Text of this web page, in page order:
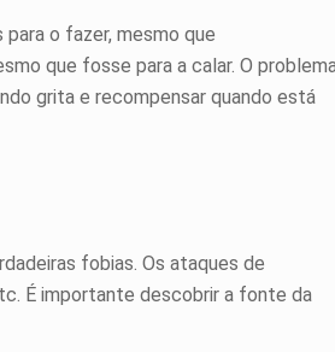
o fazer, mesmo que
que fosse para a calar. O
grita e recompensar quando está
fobias. Os ataques de
É importante descobrir a fonte da